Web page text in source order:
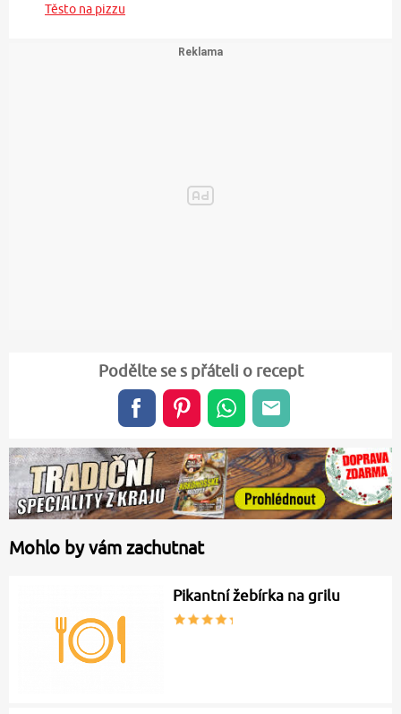
Těsto na pizzu
Podělte se s přáteli o recept
Mohlo by vám zachutnat
Pikantní žebírka na grilu